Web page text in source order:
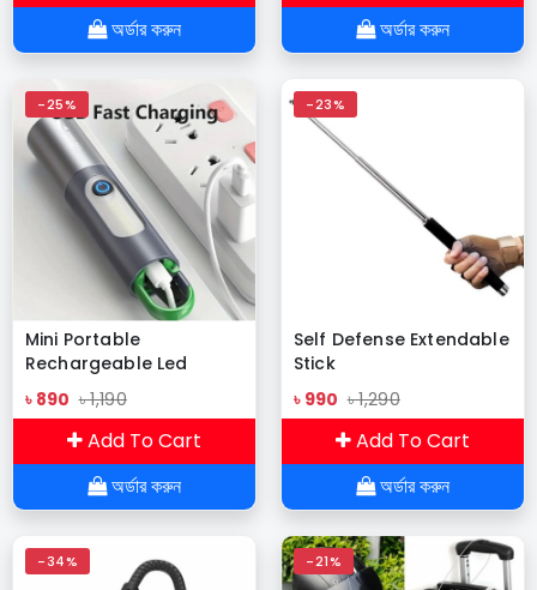
অর্ডার করুন
অর্ডার করুন
-25%
Mini Portable
Rechargeable Led
flashlight with Camping
Light
৳ 890 ৳ 1,190
Add To Cart
অর্ডার করুন
-23%
Self Defense Extendable
Stick
৳ 990 ৳ 1,290
Add To Cart
অর্ডার করুন
-34% -21%